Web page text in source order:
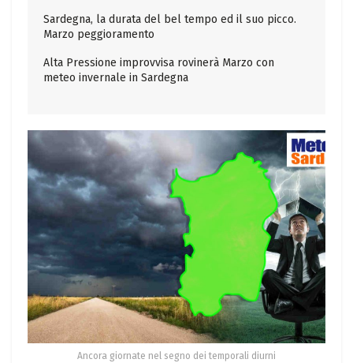
Sardegna, la durata del bel tempo ed il suo picco.
Marzo peggioramento
Alta Pressione improvvisa rovinerà Marzo con
meteo invernale in Sardegna
Ancora giornate nel segno dei temporali diurni